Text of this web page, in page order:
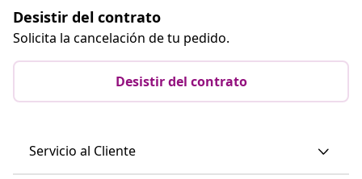
Desistir del contrato
Solicita la cancelación de tu pedido.
Desistir del contrato
Servicio al Cliente